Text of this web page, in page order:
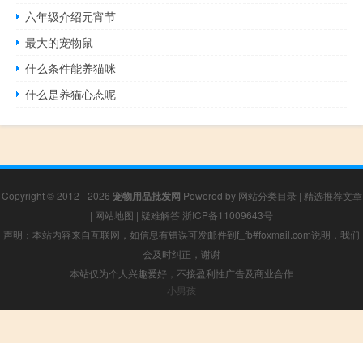
六年级介绍元宵节
最大的宠物鼠
什么条件能养猫咪
什么是养猫心态呢
Copyright © 2012 - 2026 宠物用品批发网 Powered by 网站分类目录 | 精选推荐文章
| 网站地图 | 疑难解答 浙ICP备11009643号
声明：本站内容来自互联网，如信息有错误可发邮件到f_fb#foxmail.com说明，我们
会及时纠正，谢谢
本站仅为个人兴趣爱好，不接盈利性广告及商业合作
小男孩